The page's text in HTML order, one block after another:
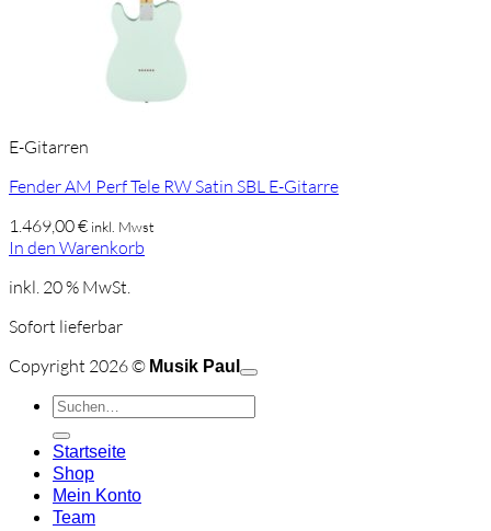
E-Gitarren
Fender AM Perf Tele RW Satin SBL E-Gitarre
1.469,00€ inkl. Mwst
In den Warenkorb
inkl. 20 % MwSt.
Sofort lieferbar
Copyright 2026 © Musik Paul
Suchen
Startseite
Shop
Mein Konto
Team